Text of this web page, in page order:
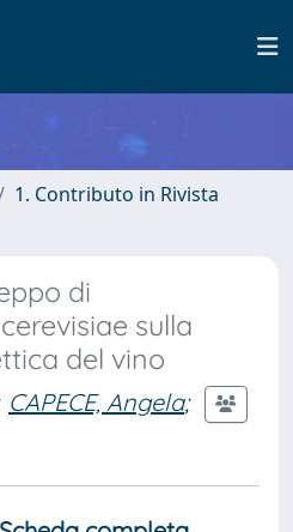
1. Contributo in Rivista
di
sulla
del vino
CAPECE, Angela;